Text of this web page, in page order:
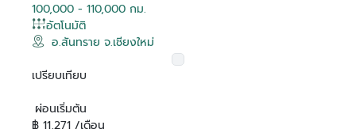
100,000 - 110,000 กม.
อัตโนมัติ
อ.สันทราย จ.เชียงใหม่
เปรียบเทียบ
ผ่อนเริ่มต้น